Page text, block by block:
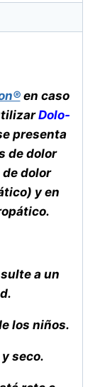
en caso
Dolo-
presenta
de dolor
dolor
y en
a un
los niños.
seco.